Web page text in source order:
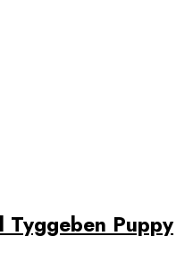
Tyggeben Puppy